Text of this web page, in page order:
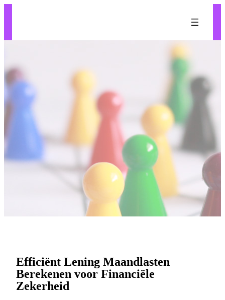
Efficiënt Lening Maandlasten
Berekenen voor Financiële
Zekerheid